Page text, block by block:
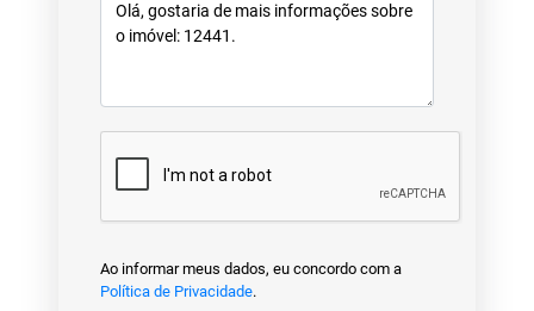
Ao informar meus dados, eu concordo com a
Política de Privacidade.